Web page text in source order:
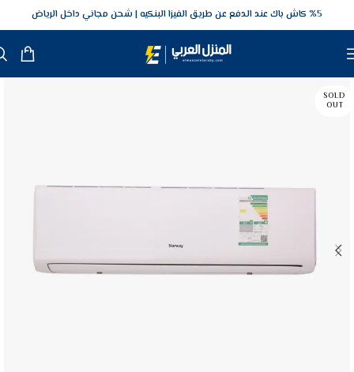
5‎% كاش باك عند الدفع عن طريق الفيزا البنكيه شحن مجاني داخل الرياض
SOLD
OUT